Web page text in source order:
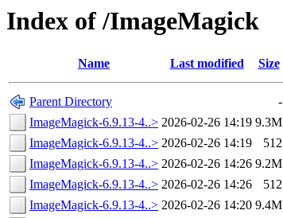
Index of /ImageMagick
Name Last modified Size
Parent Directory
-
ImageMagick-6.9.13-4..> 2026-02-26 14:19 9.3M
ImageMagick-6.9.13-4..> 2026-02-26 14:19
512
ImageMagick-6.9.13-4..> 2026-02-26 14:26 9.2M
ImageMagick-6.9.13-4..> 2026-02-26 14:26
512
ImageMagick-6.9.13-4..> 2026-02-26 14:20 9.4M